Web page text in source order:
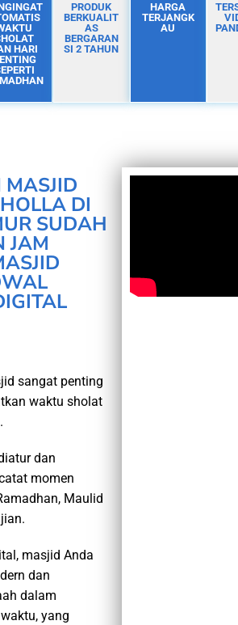
HARI
PRODUK
BERKUALIT
AS
BERGARAN
SI 2 TAHUN
HARGA
TERJANGK
AU
DI
SUDAH
JAM
sangat penting
waktu sholat
dan
momen
Maulid
masjid Anda
dan
dalam
yang